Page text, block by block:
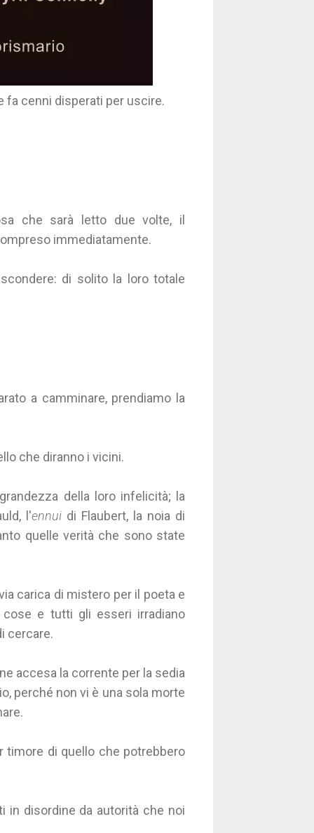
fa cenni disperati per uscire.
che sarà letto due volte, il
immediatamente.
di solito la loro totale
a camminare, prendiamo la
che diranno i vicini.
della loro infelicità; la
l'ennui di Flaubert, la noia di
quelle verità che sono state
carica di mistero per il poeta e
e tutti gli esseri irradiano
cercare.
accesa la corrente per la sedia
perché non vi è una sola morte
timore di quello che potrebbero
disordine da autorità che noi